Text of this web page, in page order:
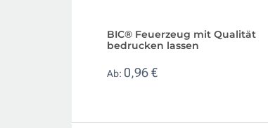
BIC® Feuerzeug mit Qualität
bedrucken lassen
Ab: 0,96 €